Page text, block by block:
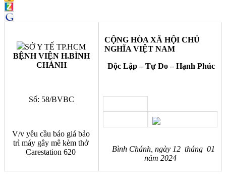
SỞ Y TẾ TP.HCM
BỆNH VIỆN H.BÌNH
CHÁNH
Số: 58/BVBC
V/v yêu cầu báo giá bảo
trì máy gây mê kèm thở
Carestation 620
CỘNG HÒA XÃ HỘI CHỦ
NGHĨA VIỆT NAM
Độc Lập – Tự Do – Hạnh Phúc
Bình Chánh, ngày 12 tháng 01
năm 2024